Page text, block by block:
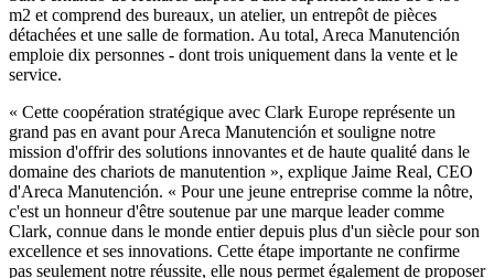
m2 et comprend des bureaux, un atelier, un entrepôt de pièces
détachées et une salle de formation. Au total, Areca Manutención
emploie dix personnes - dont trois uniquement dans la vente et le
service.
« Cette coopération stratégique avec Clark Europe représente un
grand pas en avant pour Areca Manutención et souligne notre
mission d'offrir des solutions innovantes et de haute qualité dans le
domaine des chariots de manutention », explique Jaime Real, CEO
d'Areca Manutención. « Pour une jeune entreprise comme la nôtre,
c'est un honneur d'être soutenue par une marque leader comme
Clark, connue dans le monde entier depuis plus d'un siècle pour son
excellence et ses innovations. Cette étape importante ne confirme
pas seulement notre réussite, elle nous permet également de proposer